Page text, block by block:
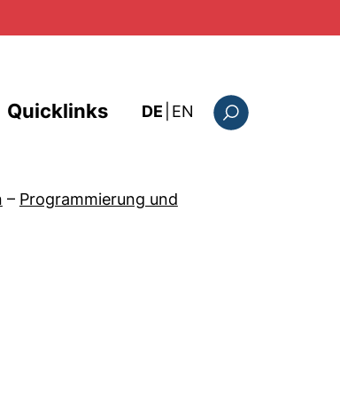
Quicklinks DE EN : this page in
– Programmierung und